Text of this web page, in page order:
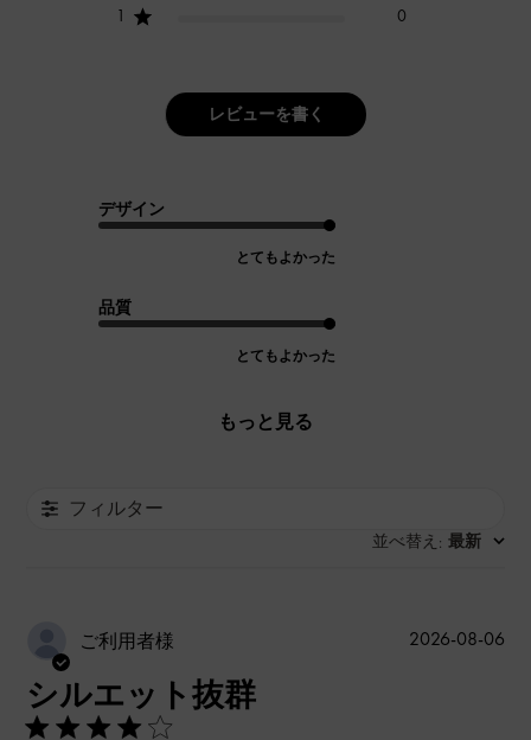
1 0
レビューを書く
デザイン
とてもよかった
品質
とてもよかった
もっと見る
フィルター
並べ替え : 最新
ご利用者様
シルエット抜群
公
2026-08-06